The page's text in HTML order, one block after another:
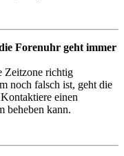
Forenuhr geht immer
Zeitzone richtig
noch falsch ist, geht die
einen
beheben kann.